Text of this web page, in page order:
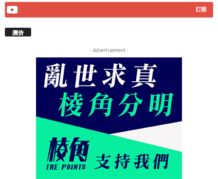
訂閱
廣告
- Advertisement -